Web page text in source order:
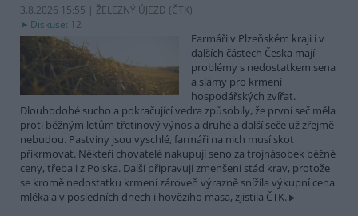
3.8.2026 15:55 | ŽELEZNÝ ÚJEZD (ČTK)
Diskuse: 12
Farmáři v Plzeňském kraji i v
dalších částech Česka mají
problémy s nedostatkem sena
a slámy pro krmení
hospodářských zvířat.
Dlouhodobé sucho a pokračující vedra způsobily, že první seč měla
proti běžným letům třetinový výnos a druhé a další seče už zřejmě
nebudou. Pastviny jsou vyschlé, farmáři na nich musí skot
přikrmovat. Někteří chovatelé nakupují seno za trojnásobek běžné
ceny, třeba i z Polska. Další připravují zmenšení stád krav, protože
se kromě nedostatku krmení zároveň výrazně snížila výkupní cena
mléka a v posledních dnech i hovězího masa, zjistila ČTK.